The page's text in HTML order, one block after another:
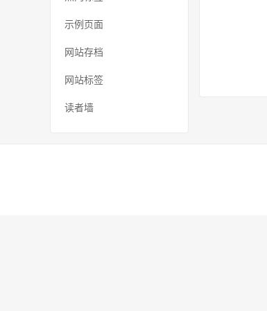
示例页面
网站存档
网站标签
读者墙